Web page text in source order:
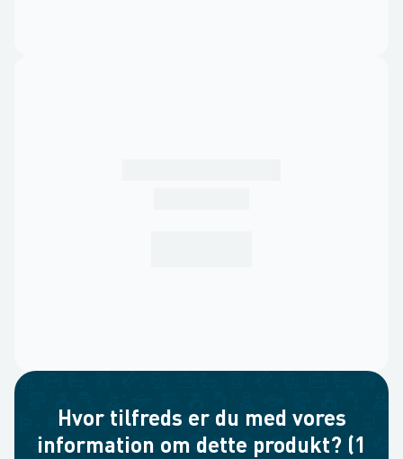
Hvor tilfreds er du med vores
information om dette produkt? (1